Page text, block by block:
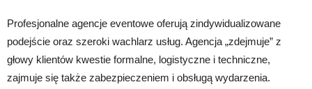
Profesjonalne agencje eventowe oferują zindywidualizowane
podejście oraz szeroki wachlarz usług. Agencja „zdejmuje” z
głowy klientów kwestie formalne, logistyczne i techniczne,
zajmuje się także zabezpieczeniem i obsługą wydarzenia.